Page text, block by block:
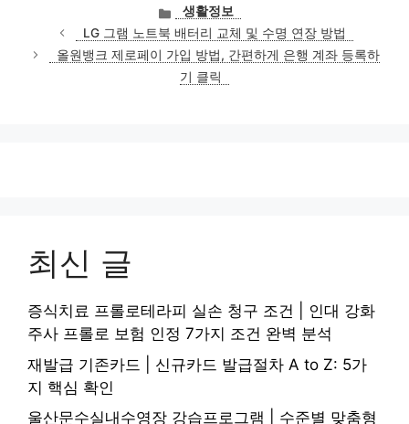
카
테
고
리
생활정보
LG 그램 노트북 배터리 교체 및 수명 연장 방법
올원뱅크 제로페이 가입 방법, 간편하게 은행 계좌 등록하
기 클릭
최신 글
증식치료 프롤로테라피 실손 청구 조건 | 인대 강화
주사 프롤로 보험 인정 7가지 조건 완벽 분석
재발급 기존카드 | 신규카드 발급절차 A to Z: 5가
지 핵심 확인
울산문수실내수영장 강습프로그램 | 수준별 맞춤형